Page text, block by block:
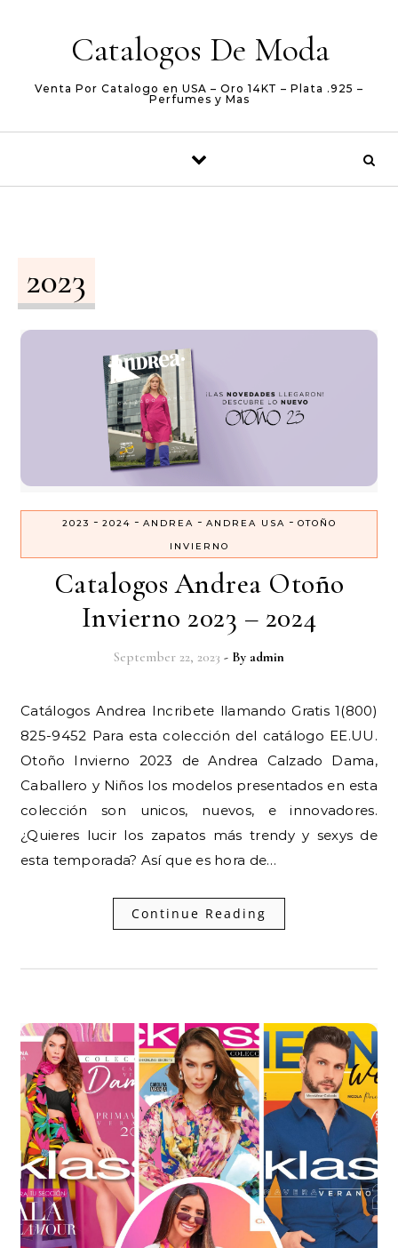
Catalogos De Moda
Venta Por Catalogo en USA – Oro 14KT – Plata .925 –
Perfumes y Mas
2023
2023 - 2024 - ANDREA - ANDREA USA - OTOÑO
INVIERNO
Catalogos Andrea Otoño
Invierno 2023 – 2024
September 22, 2023 - By admin
Catálogos Andrea Incribete llamando Gratis 1(800)
825-9452 Para esta colección del catálogo EE.UU.
Otoño Invierno 2023 de Andrea Calzado Dama,
Caballero y Niños los modelos presentados en esta
colección son unicos, nuevos, e innovadores.
¿Quieres lucir los zapatos más trendy y sexys de
esta temporada? Así que es hora de…
Continue Reading